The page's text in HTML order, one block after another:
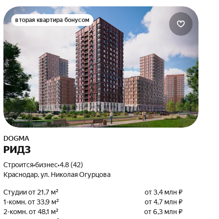
вторая квартира бонусом
DOGMA
РИДЗ
Строится•бизнес•4.8 (42)
Краснодар, ул. Николая Огурцова
Студии от 21,7 м²
от 3,4 млн ₽
1-комн. от 33,9 м²
от 4,7 млн ₽
2-комн. от 48,1 м²
от 6,3 млн ₽